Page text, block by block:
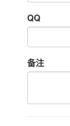
QQ
备注